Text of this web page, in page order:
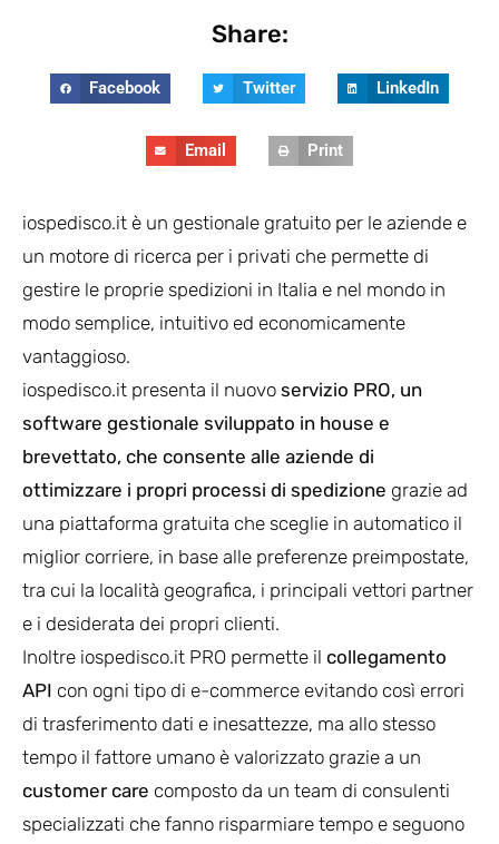
Share:
Facebook Twitter LinkedIn
Email Print
iospedisco.it è un gestionale gratuito per le aziende e
un motore di ricerca per i privati che permette di
gestire le proprie spedizioni in Italia e nel mondo in
modo semplice, intuitivo ed economicamente
vantaggioso.
iospedisco.it presenta il nuovo servizio PRO, un
software gestionale sviluppato in house e
brevettato, che consente alle aziende di
ottimizzare i propri processi di spedizione grazie ad
una piattaforma gratuita che sceglie in automatico il
miglior corriere, in base alle preferenze preimpostate,
tra cui la località geografica, i principali vettori partner
e i desiderata dei propri clienti.
Inoltre iospedisco.it PRO permette il collegamento
API con ogni tipo di e-commerce evitando così errori
di trasferimento dati e inesattezze, ma allo stesso
tempo il fattore umano è valorizzato grazie a un
customer care composto da un team di consulenti
specializzati che fanno risparmiare tempo e seguono